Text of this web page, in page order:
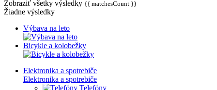
Zobraziť všetky výsledky {{ matchesCount }}
Žiadne výsledky
Výbava na leto
Bicykle a kolobežky
Elektronika a spotrebiče
Elektronika a spotrebiče
Telefóny